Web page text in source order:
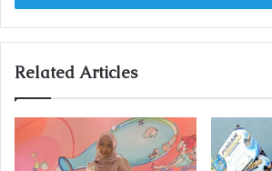
Related Articles